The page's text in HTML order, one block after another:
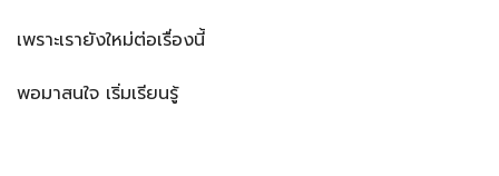
เพราะเรายังใหม่ต่อเรื่องนี้
พอมาสนใจ เริ่มเรียนรู้